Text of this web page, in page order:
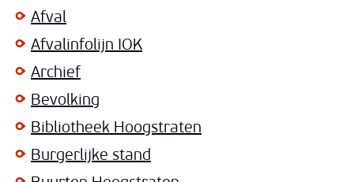
Afval
Afvalinfolijn IOK
Archief
Bevolking
Bibliotheek Hoogstraten
Burgerlijke stand